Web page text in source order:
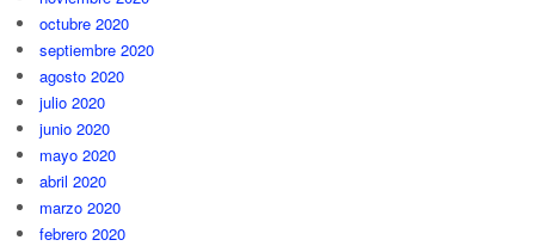
octubre 2020
septiembre 2020
agosto 2020
julio 2020
junio 2020
mayo 2020
abril 2020
marzo 2020
febrero 2020